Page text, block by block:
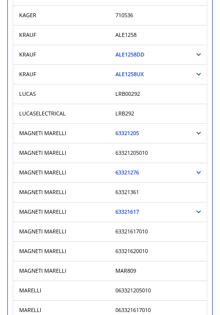
KAGER 710536
KRAUF ALE1258
KRAUF ALE1258DD
KRAUF ALE1258UX
LUCAS LRB00292
LUCASELECTRICAL LRB292
MAGNETI MARELLI 63321205
MAGNETI MARELLI 63321205010
MAGNETI MARELLI 63321276
MAGNETI MARELLI 63321361
MAGNETI MARELLI 63321617
MAGNETI MARELLI 63321617010
MAGNETI MARELLI 63321620010
MAGNETI MARELLI MAR809
MARELLI 063321205010
MARELLI 063321617010